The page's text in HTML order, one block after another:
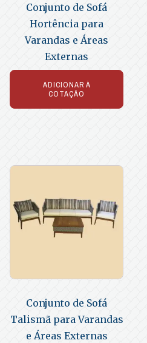
Conjunto de Sofá
Hortência para
Varandas e Áreas
Externas
ADICIONAR À
COTAÇÃO
Conjunto de Sofá
Talismã para Varandas
e Áreas Externas